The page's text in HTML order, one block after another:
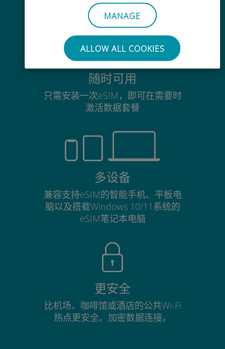
MANAGE
ALLOW ALL COOKIES
无需取出您现有的SIM卡
随时可用
只需安装一次eSIM，即可在需要时
激活数据套餐
多设备
兼容支持eSIM的智能手机、平板电
脑以及搭载Windows 10/11系统的
eSIM笔记本电脑
更安全
比机场、咖啡馆或酒店的公共Wi-Fi
热点更安全。加密数据连接。